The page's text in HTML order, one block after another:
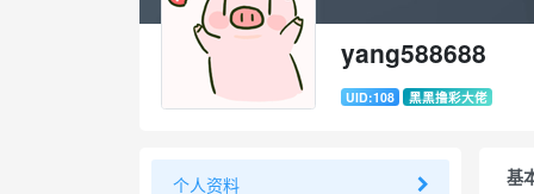
yang588688
UID:108 黑黑撸彩大佬
个人资料 基